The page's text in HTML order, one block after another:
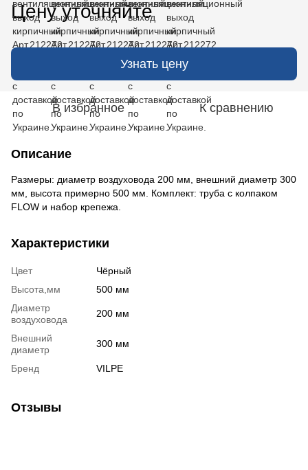
Цену уточняйте
Узнать цену
В избранное К сравнению
Описание
Размеры: диаметр воздуховода 200 мм, внешний диаметр 300
мм, высота примерно 500 мм. Комплект: труба с колпаком
FLOW и набор крепежа.
Характеристики
Цвет
Чёрный
Высота,мм
500 мм
Диаметр
воздуховода
200 мм
Внешний
диаметр
300 мм
Бренд VILPE
Отзывы